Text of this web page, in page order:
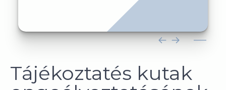
Tájékoztatés kutak